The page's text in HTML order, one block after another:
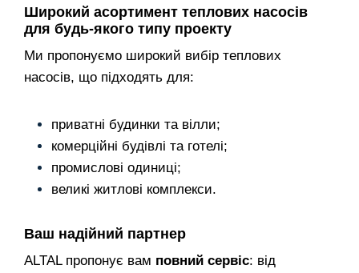
Широкий асортимент теплових насосів
для будь-якого типу проекту
Ми пропонуємо широкий вибір теплових
насосів, що підходять для:
приватні будинки та вілли;
комерційні будівлі та готелі;
промислові одиниці;
великі житлові комплекси.
Ваш надійний партнер
ALTAL пропонує вам повний сервіс: від